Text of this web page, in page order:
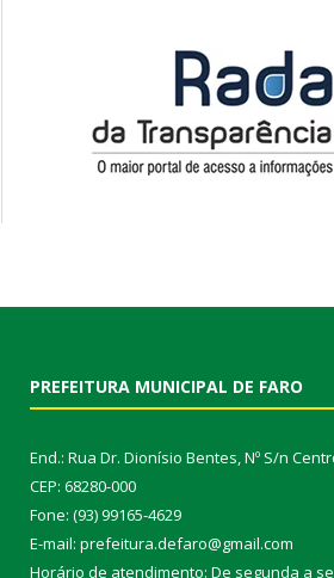
PREFEITURA MUNICIPAL DE FARO
End.: Rua Dr. Dionísio Bentes, Nº S/n
CEP: 68280-000
Fone: (93) 99165-4629
E-mail: prefeitura.defaro@gmail.com
Horário de atendimento: De segunda a